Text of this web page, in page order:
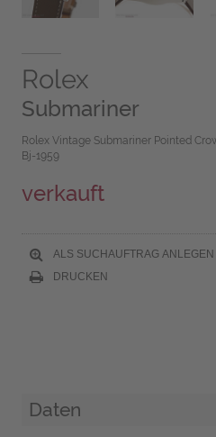
Rolex
Submariner
Rolex Vintage Submariner Pointed
Bj-1959
verkauft
ALS SUCHAUFTRAG ANLEGEN
DRUCKEN
Daten